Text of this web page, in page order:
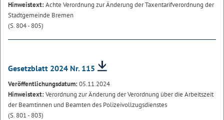
Hinweistext:Achte Verordnung zur Änderung der Taxentarifverordnung der
Stadtgemeinde Bremen
(S. 804 - 805)
Gesetzblatt 2024 Nr. 115
Veröffentlichungsdatum:05.11.2024
Hinweistext:Verordnung zur Änderung der Verordnung über die Arbeitszeit
der Beamtinnen und Beamten des Polizeivollzugsdienstes
(S. 801 - 803)